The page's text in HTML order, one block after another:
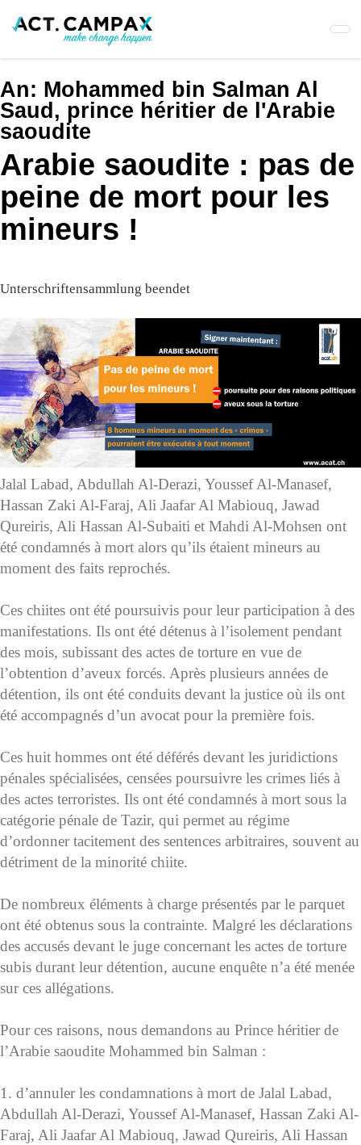
An: Mohammed bin Salman Al
Saud, prince héritier de l'Arabie
saoudite
Arabie saoudite : pas de
peine de mort pour les
mineurs !
Unterschriftensammlung beendet
Jalal Labad, Abdullah Al-Derazi, Youssef Al-Manasef,
Hassan Zaki Al-Faraj, Ali Jaafar Al Mabiouq, Jawad
Qureiris, Ali Hassan Al-Subaiti et Mahdi Al-Mohsen ont
été condamnés à mort alors qu’ils étaient mineurs au
moment des faits reprochés.
Ces chiites ont été poursuivis pour leur participation à des
manifestations. Ils ont été détenus à l’isolement pendant
des mois, subissant des actes de torture en vue de
l’obtention d’aveux forcés. Après plusieurs années de
détention, ils ont été conduits devant la justice où ils ont
été accompagnés d’un avocat pour la première fois.
Ces huit hommes ont été déférés devant les juridictions
pénales spécialisées, censées poursuivre les crimes liés à
des actes terroristes. Ils ont été condamnés à mort sous la
catégorie pénale de Tazir, qui permet au régime
d’ordonner tacitement des sentences arbitraires, souvent au
détriment de la minorité chiite.
De nombreux éléments à charge présentés par le parquet
ont été obtenus sous la contrainte. Malgré les déclarations
des accusés devant le juge concernant les actes de torture
subis durant leur détention, aucune enquête n’a été menée
sur ces allégations.
Pour ces raisons, nous demandons au Prince héritier de
l’Arabie saoudite Mohammed bin Salman :
1. d’annuler les condamnations à mort de Jalal Labad,
Abdullah Al-Derazi, Youssef Al-Manasef, Hassan Zaki Al-
Faraj, Ali Jaafar Al Mabiouq, Jawad Qureiris, Ali Hassan